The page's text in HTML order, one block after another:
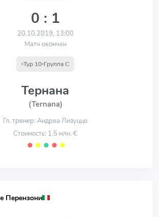
0 : 1
20.10.2019, 13:00
Матч окончен
Тур 10 Группа С
Тернана
(Ternana)
Гл. тренер: Андреа Лизуццо
Стоимость: 1.5 млн. €
⬤ ⬤ ⬤ ⬤ ⬤
Перензони